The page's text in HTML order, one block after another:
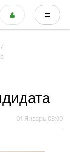
01 Январь 03:00